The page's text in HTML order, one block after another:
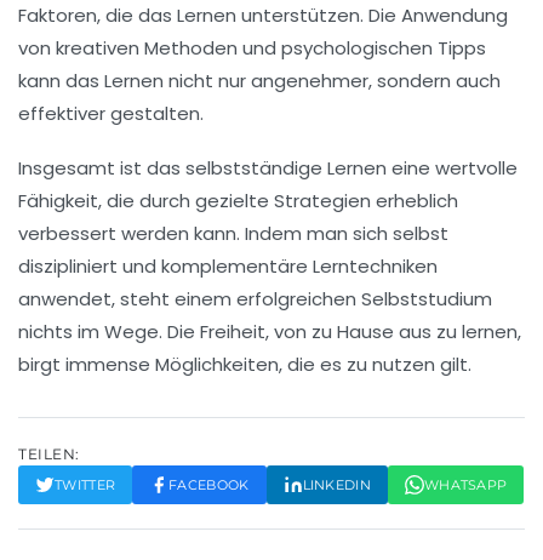
Faktoren, die das Lernen unterstützen. Die Anwendung
von kreativen Methoden und psychologischen Tipps
kann das Lernen nicht nur angenehmer, sondern auch
effektiver gestalten.
Insgesamt ist das selbstständige Lernen eine wertvolle
Fähigkeit, die durch gezielte Strategien erheblich
verbessert werden kann. Indem man sich selbst
diszipliniert und komplementäre Lerntechniken
anwendet, steht einem erfolgreichen Selbststudium
nichts im Wege. Die Freiheit, von zu Hause aus zu lernen,
birgt immense Möglichkeiten, die es zu nutzen gilt.
TEILEN:
TWITTER FACEBOOK LINKEDIN WHATSAPP